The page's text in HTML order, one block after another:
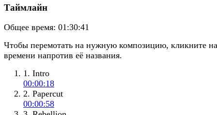
Таймлайн
Общее время: 01:30:41
Чтобы перемотать на нужную композицию, кликните на
времени напротив её названия.
1. Intro
00:00:18
2. Papercut
00:00:58